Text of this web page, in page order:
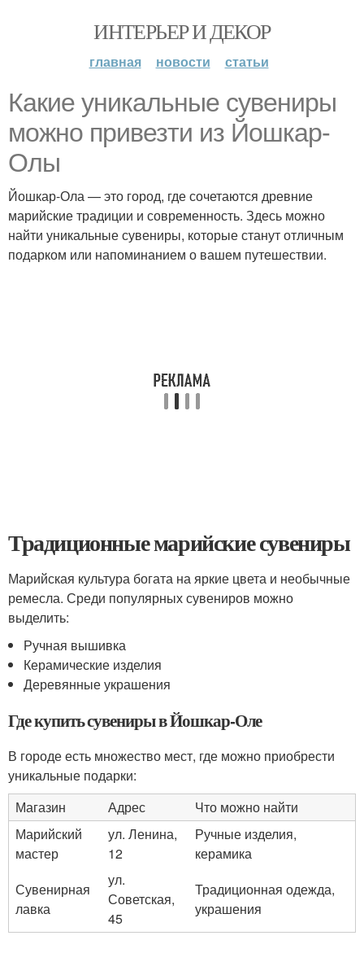
ИНТЕРЬЕР И ДЕКОР
главная новости статьи
Какие уникальные сувениры
можно привезти из Йошкар-
Олы
Йошкар-Ола — это город, где сочетаются древние
марийские традиции и современность. Здесь можно
найти уникальные сувениры, которые станут отличным
подарком или напоминанием о вашем путешествии.
Традиционные марийские сувениры
Марийская культура богата на яркие цвета и необычные
ремесла. Среди популярных сувениров можно
выделить:
Ручная вышивка
Керамические изделия
Деревянные украшения
Где купить сувениры в Йошкар-Оле
В городе есть множество мест, где можно приобрести
уникальные подарки:
Магазин
Адрес
Что можно найти
Марийский
мастер
ул. Ленина,
12
Ручные изделия,
керамика
Сувенирная
лавка
ул.
Советская,
45
Традиционная одежда,
украшения